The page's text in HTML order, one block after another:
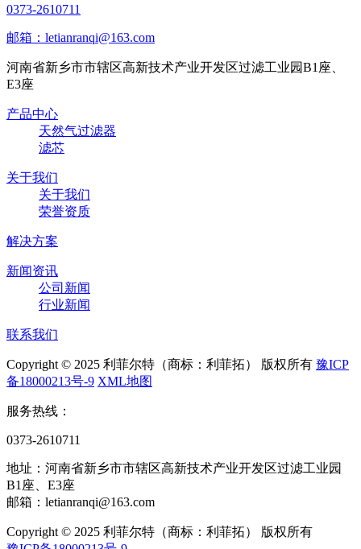
0373-2610711
邮箱：letianranqi@163.com
河南省新乡市市辖区高新技术产业开发区过滤工业园B1座、
E3座
产品中心
天然气过滤器
滤芯
关于我们
关于我们
荣誉资质
解决方案
新闻资讯
公司新闻
行业新闻
联系我们
Copyright © 2025 利菲尔特（商标：利菲拓） 版权所有 豫ICP
备18000213号-9 XML地图
服务热线：
0373-2610711
地址：河南省新乡市市辖区高新技术产业开发区过滤工业园
B1座、E3座
邮箱：letianranqi@163.com
Copyright © 2025 利菲尔特（商标：利菲拓） 版权所有